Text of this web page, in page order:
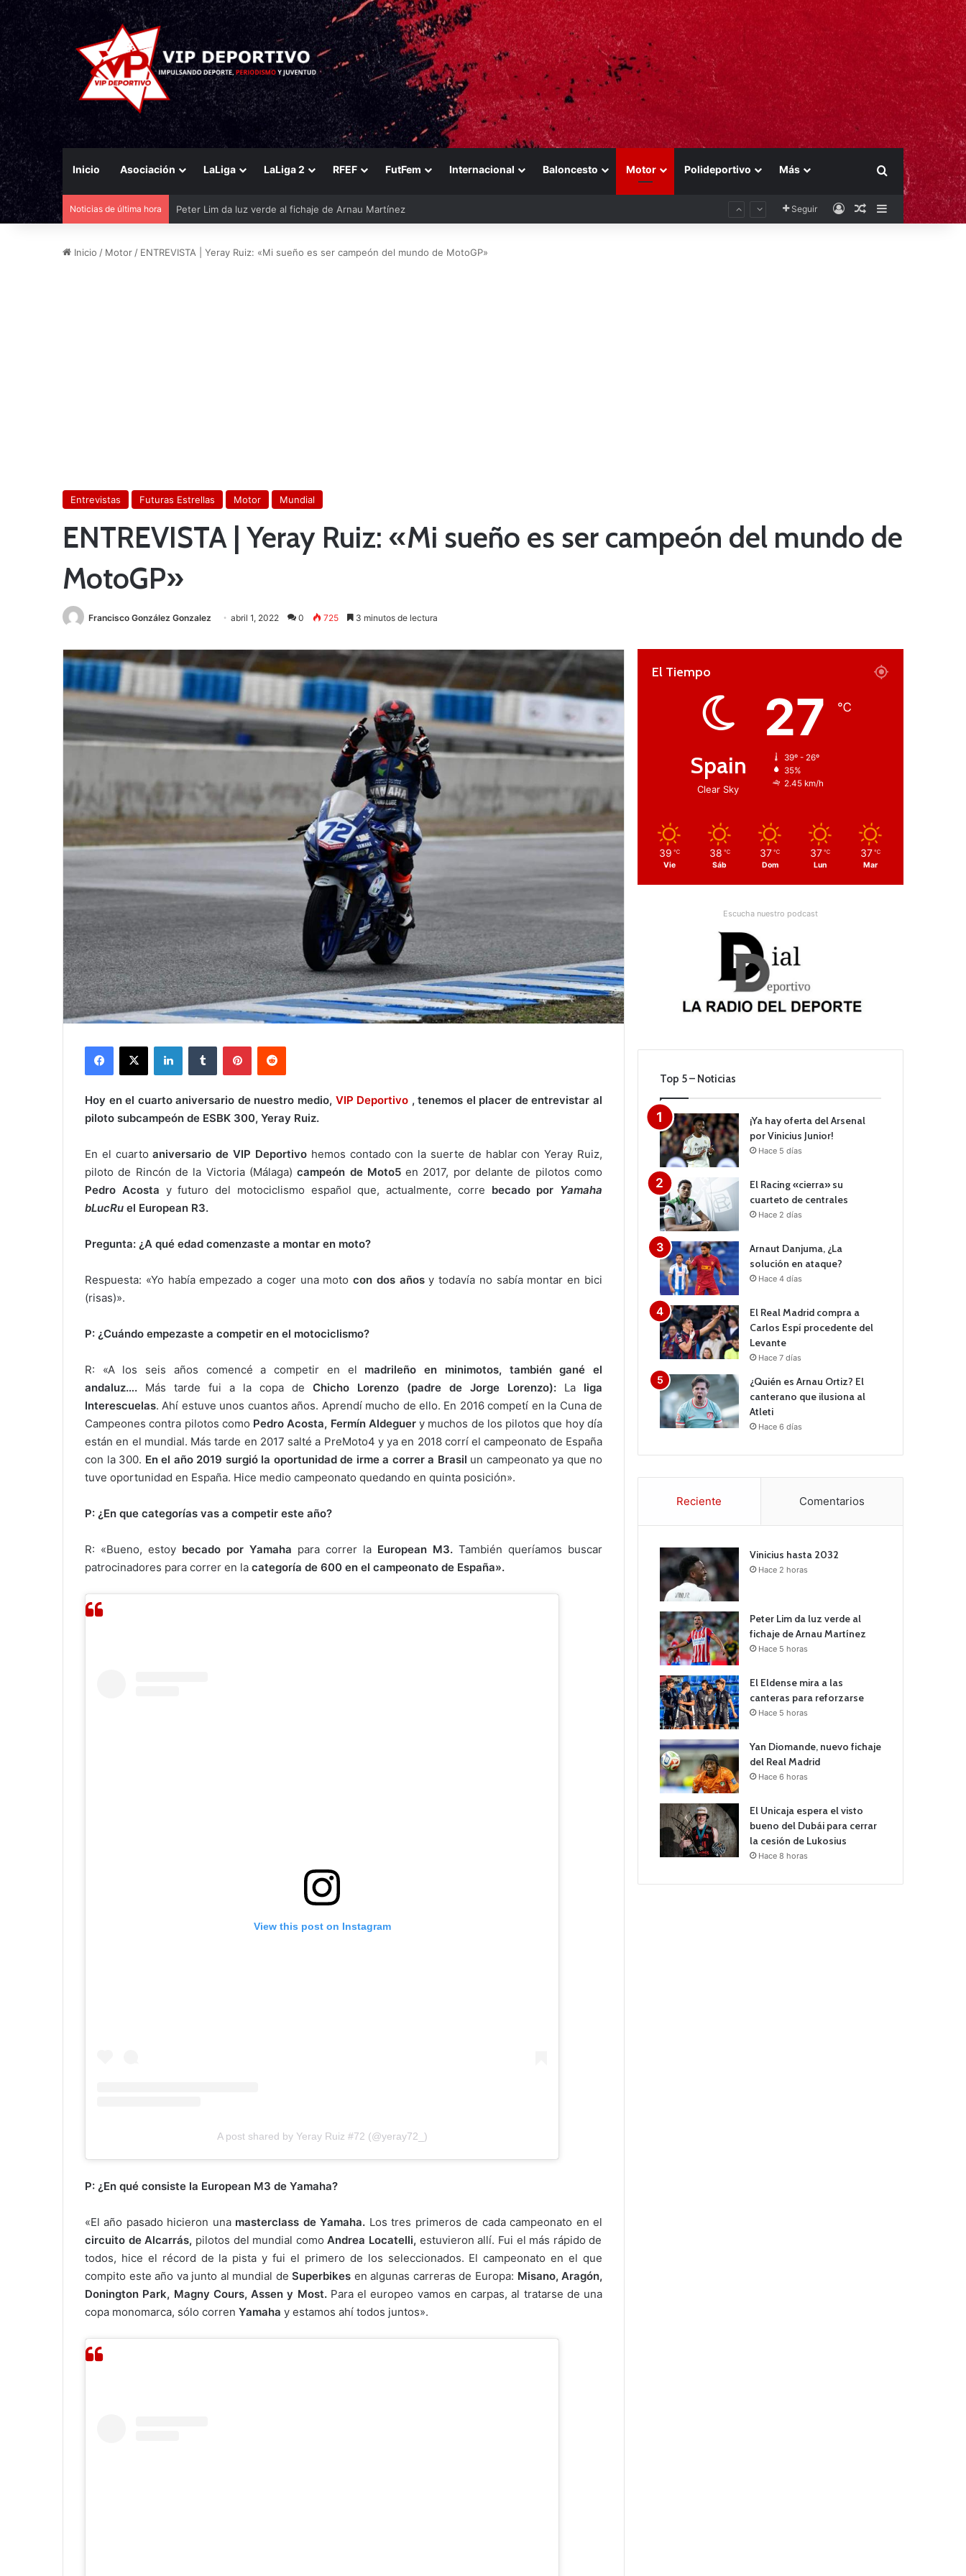
Inicio Asociación LaLiga LaLiga 2 RFEF FutFem Internacional Baloncesto Motor Polideportivo Más Buscar por
Noticias de última hora El Eldense mira a las canteras para reforzarse Seguir AccesoPublicación al
Barra lateral
Inicio / Motor / ENTREVISTA | Yeray Ruiz: «Mi sueño es ser campeón del mundo de MotoGP»
Entrevistas Futuras Estrellas Motor Mundial
ENTREVISTA | Yeray Ruiz: «Mi sueño es ser campeón del mundo de
MotoGP»
Francisco González Gonzalez abril 1, 2022 0 725 3 minutos de lectura
Hoy en el cuarto aniversario de nuestro medio, VIP Deportivo , tenemos el placer de entrevistar al
piloto subcampeón de ESBK 300, Yeray Ruiz.
En el cuarto aniversario de VIP Deportivohemos contado con la suerte de hablar con Yeray Ruiz,
piloto de Rincón de la Victoria (Málaga)campeón de Moto5en 2017, por delante de pilotos como
Pedro Acosta y futuro del motociclismo español que, actualmente, corre becado por Yamaha
bLucRu el European R3.
Pregunta: ¿A qué edad comenzaste a montar en moto?
Respuesta: «Yo había empezado a coger una motocon dos añosy todavía no sabía montar en bici
(risas)».
P: ¿Cuándo empezaste a competir en el motociclismo?
R: «A los seis años comencé a competir en el madrileño en minimotos, también gané el
andaluz…. Más tarde fui a la copa de Chicho Lorenzo (padre de Jorge Lorenzo): La liga
Interescuelas. Ahí estuve unos cuantos años. Aprendí mucho de ello. En 2016 competí en la Cuna de
Campeones contra pilotos como Pedro Acosta, Fermín Aldeguery muchos de los pilotos que hoy día
están en el mundial. Más tarde en 2017 salté a PreMoto4 y ya en 2018 corrí el campeonato de España
con la 300. En el año 2019 surgió la oportunidad de irme a correr a Brasil un campeonato ya que no
tuve oportunidad en España. Hice medio campeonato quedando en quinta posición».
P: ¿En que categorías vas a competir este año?
R: «Bueno, estoy becado por Yamaha para correr la European M3. También queríamos buscar
patrocinadores para correr en la categoría de 600 en el campeonato de España».
View this post on Instagram
A post shared by Yeray Ruiz #72 (@yeray72_)
P: ¿En qué consiste la European M3 de Yamaha?
«El año pasado hicieron unamasterclass de Yamaha. Los tres primeros de cada campeonato en el
circuito de Alcarrás, pilotos del mundial comoAndrea Locatelli, estuvieron allí. Fui el más rápido de
todos, hice el récord de la pista y fui el primero de los seleccionados. El campeonato en el que
compito este año va junto al mundial deSuperbikes en algunas carreras de Europa: Misano, Aragón,
Donington Park, Magny Cours, Assen y Most. Para el europeo vamos en carpas, al tratarse de una
copa monomarca, sólo corren Yamaha y estamos ahí todos juntos».
El Tiempo
Spain
Clear Sky
27 ℃
39º - 26º
35%
2.45 km/h
39 ℃
Vie
38 ℃
Sáb
37 ℃
Dom
37 ℃
Lun
37 ℃
Mar
Escucha nuestro podcast
Top 5 – Noticias
¡Ya hay oferta del Arsenal
por Vinicius Junior!
Hace 5 días
El Racing «cierra» su
cuarteto de centrales
Hace 2 días
Arnaut Danjuma, ¿La
solución en ataque?
Hace 4 días
El Real Madrid compra a
Carlos Espí procedente del
Levante
Hace 7 días
¿Quién es Arnau Ortiz? El
canterano que ilusiona al
Atleti
Hace 6 días
Reciente Comentarios
Vinicius hasta 2032
Hace 2 horas
Peter Lim da luz verde al
fichaje de Arnau Martínez
Hace 5 horas
El Eldense mira a las
canteras para reforzarse
Hace 5 horas
Yan Diomande, nuevo fichaje
del Real Madrid
Hace 6 horas
El Unicaja espera el visto
bueno del Dubái para cerrar
la cesión de Lukosius
Hace 8 horas